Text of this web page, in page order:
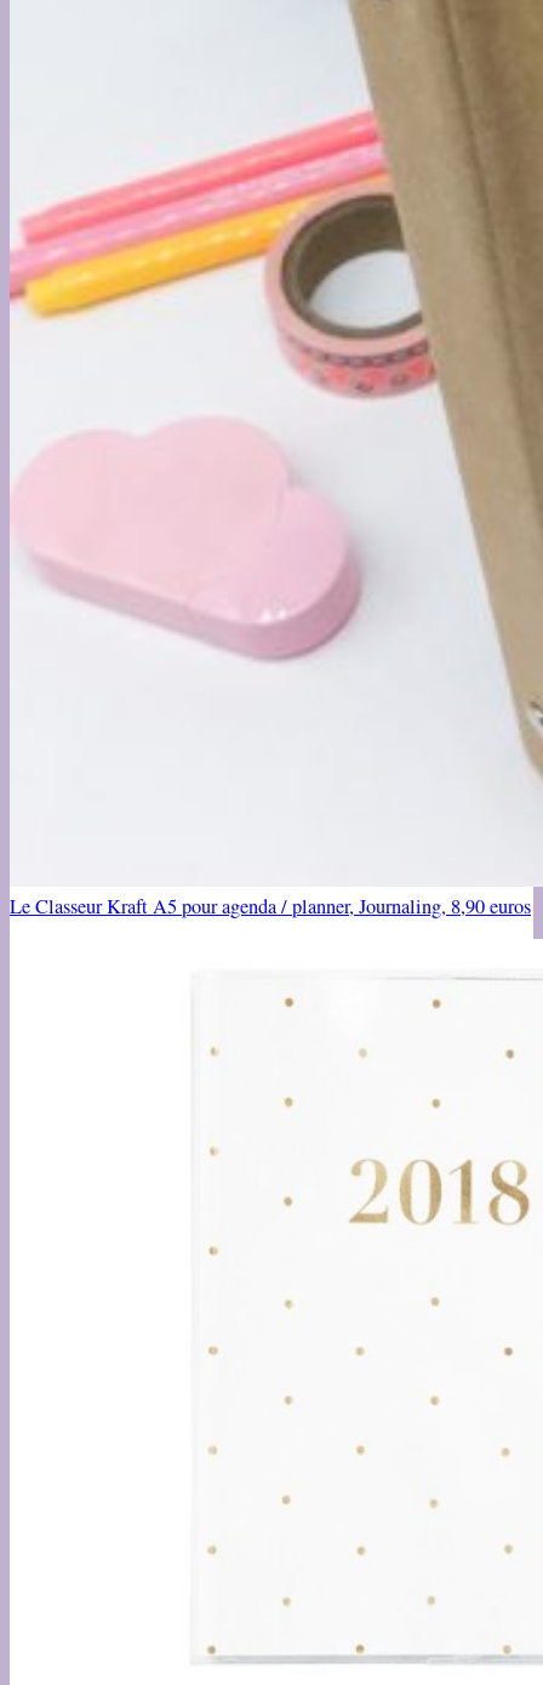
Le Classeur Kraft A5 pour agenda / planner, Journaling, 8,90 euros